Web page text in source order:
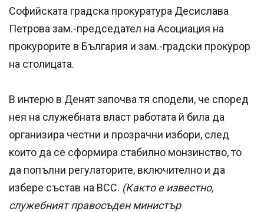
Софийската градска прокуратура Десислава
Петрова зам.-председател на Асоциация на
прокурорите в България и зам.-градски прокурор
на столицата.
В интерю в Денят започва тя сподели, че според
нея на служебната власт работата й била да
организира честни и прозрачни избори, след
които да се сформира стабилно монзинство, то
да попълни регулаторите, включително и да
избере състав на ВСС. (Както е известно,
служебният правосъден министър